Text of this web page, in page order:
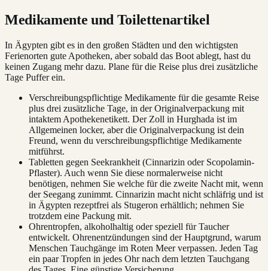
Medikamente und Toilettenartikel
In Ägypten gibt es in den großen Städten und den wichtigsten
Ferienorten gute Apotheken, aber sobald das Boot ablegt, hast du
keinen Zugang mehr dazu. Plane für die Reise plus drei zusätzliche
Tage Puffer ein.
Verschreibungspflichtige Medikamente für die gesamte Reise
plus drei zusätzliche Tage, in der Originalverpackung mit
intaktem Apothekenetikett. Der Zoll in Hurghada ist im
Allgemeinen locker, aber die Originalverpackung ist dein
Freund, wenn du verschreibungspflichtige Medikamente
mitführst.
Tabletten gegen Seekrankheit (Cinnarizin oder Scopolamin-
Pflaster). Auch wenn Sie diese normalerweise nicht
benötigen, nehmen Sie welche für die zweite Nacht mit, wenn
der Seegang zunimmt. Cinnarizin macht nicht schläfrig und ist
in Ägypten rezeptfrei als Stugeron erhältlich; nehmen Sie
trotzdem eine Packung mit.
Ohrentropfen, alkoholhaltig oder speziell für Taucher
entwickelt. Ohrenentzündungen sind der Hauptgrund, warum
Menschen Tauchgänge im Roten Meer verpassen. Jeden Tag
ein paar Tropfen in jedes Ohr nach dem letzten Tauchgang